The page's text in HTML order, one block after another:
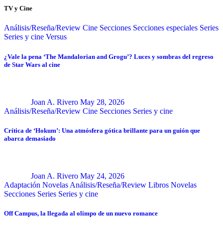
TV y Cine
Análisis/Reseña/Review Cine Secciones Secciones especiales Series
Series y cine Versus
¿Vale la pena ‘The Mandalorian and Grogu’? Luces y sombras del regreso
de Star Wars al cine
Joan A. Rivero May 28, 2026
Análisis/Reseña/Review Cine Secciones Series y cine
Crítica de ‘Hokum’: Una atmósfera gótica brillante para un guión que
abarca demasiado
Joan A. Rivero May 24, 2026
Adaptación Novelas Análisis/Reseña/Review Libros Novelas
Secciones Series Series y cine
Off Campus, la llegada al olimpo de un nuevo romance